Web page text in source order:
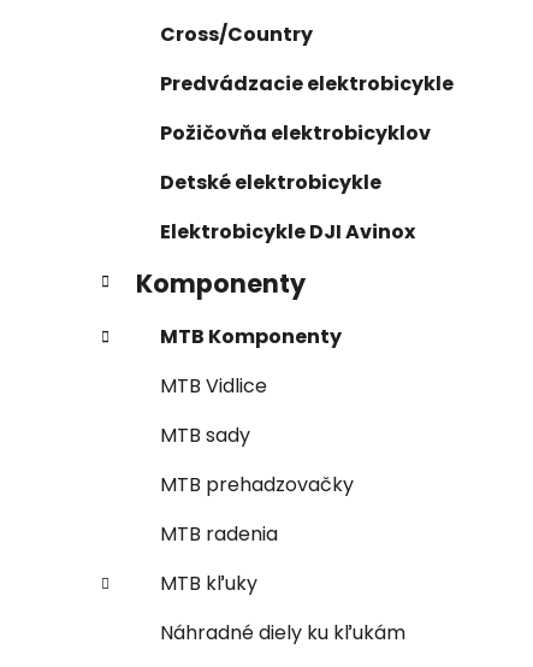
Cross/Country
Predvádzacie elektrobicykle
Požičovňa elektrobicyklov
Detské elektrobicykle
Elektrobicykle DJI Avinox
Komponenty
MTB Komponenty
MTB Vidlice
MTB sady
MTB prehadzovačky
MTB radenia
MTB kľuky
Náhradné diely ku kľukám